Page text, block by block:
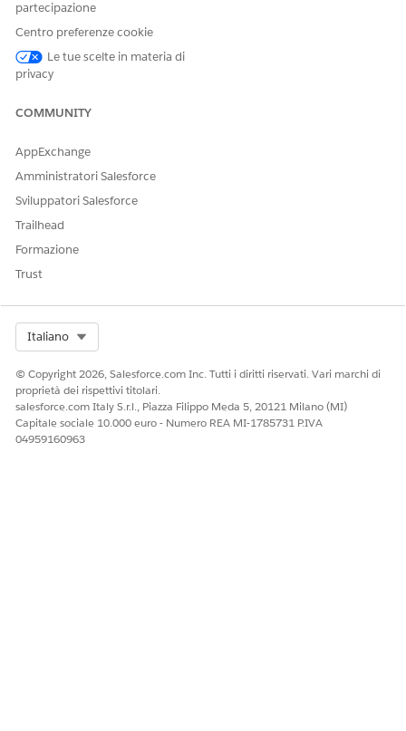
loro percorso sanitario, tengono traccia dell'avanzamento
dei pazienti e generano il riepilogo degli esiti dei pazienti.
Gli agenti possono intraprendere azioni preventive se i
pazienti non sono sulla buona strada per raggiungere gli
partecipazione
Centro preferenze cookie
Le tue scelte in materia di
privacy
COMMUNITY
AppExchange
Amministratori Salesforce
Sviluppatori Salesforce
Trailhead
Formazione
Trust
Italiano
© Copyright 2026, Salesforce.com Inc. Tutti i diritti riservati. Vari marchi di
proprietà dei rispettivi titolari.
salesforce.com Italy S.r.l., Piazza Filippo Meda 5, 20121 Milano (MI)
Capitale sociale 10.000 euro - Numero REA MI-1785731 P.IVA
04959160963